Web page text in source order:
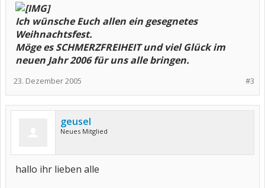
Ich wünsche Euch allen ein gesegnetes
Weihnachtsfest.
Möge es SCHMERZFREIHEIT und viel Glück im
neuen Jahr 2006 für uns alle bringen.
#3
23. Dezember 2005
geusel
Neues Mitglied
hallo ihr lieben alle